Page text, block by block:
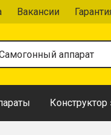
Вакансии
Конструктор